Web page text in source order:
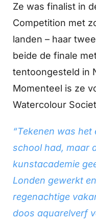
Ze was finalist in
Competition met
landen – haar
beide de finale
tentoongesteld in
Momenteel is ze
Watercolour
“Tekenen was
school had, maar
kunstacademie
Londen gewerkt
regenachtige
doos aquarelverf